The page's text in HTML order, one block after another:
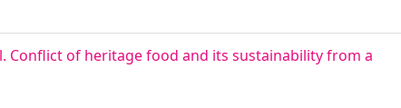
of heritage food and its sustainability from a